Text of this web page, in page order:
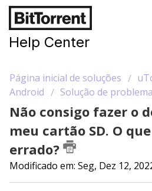
Help Center
Página inicial de soluções
Android
Solução de
Não consigo fazer o
meu cartão SD. O
errado?
Modificado em: Seg, Dez 12,